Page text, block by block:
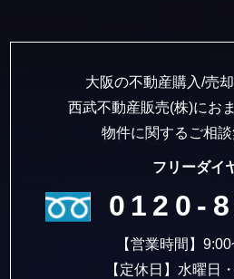
大阪の不動産購入/売
西武不動産販売(株)にお
物件に関するご相
フリーダイ
0120-
【営業時間】
【定休日】水曜日